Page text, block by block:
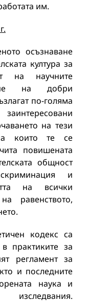
им.
осъзнаване
култура за
на научните
на добри
по-голяма
на тези
които те се
повишената
общност
и
на всички
равенството,
кодекс са
практиките за
регламент за
и последните
наука и